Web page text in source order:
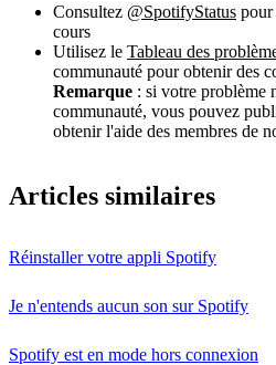
Consultez @SpotifyStatus pour
cours
Utilisez le Tableau des
communauté pour obtenir des
Remarque : si votre problème
communauté, vous pouvez
obtenir l'aide des membres de
Articles similaires
Réinstaller votre appli Spotify
Je n'entends aucun son sur Spotify
Spotify est en mode hors connexion